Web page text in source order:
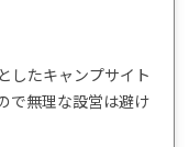
したキャンプサイト
で無理な設営は避け